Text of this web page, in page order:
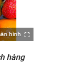
hình
hàng